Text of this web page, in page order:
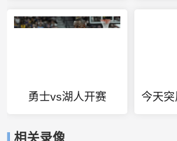
勇士vs湖人开赛